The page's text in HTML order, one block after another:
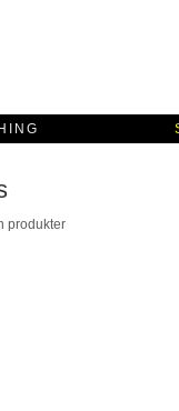
produkter